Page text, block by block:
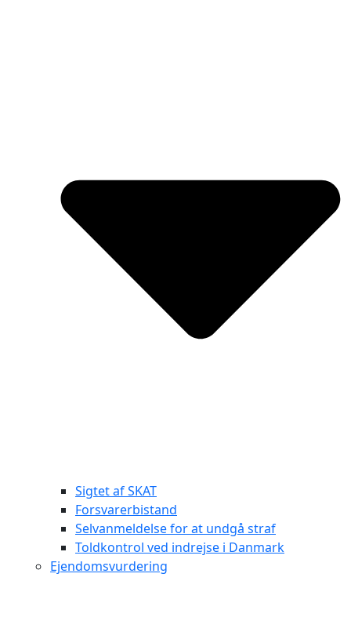
Sigtet af SKAT
Forsvarerbistand
Selvanmeldelse for at undgå straf
Toldkontrol ved indrejse i Danmark
Ejendomsvurdering